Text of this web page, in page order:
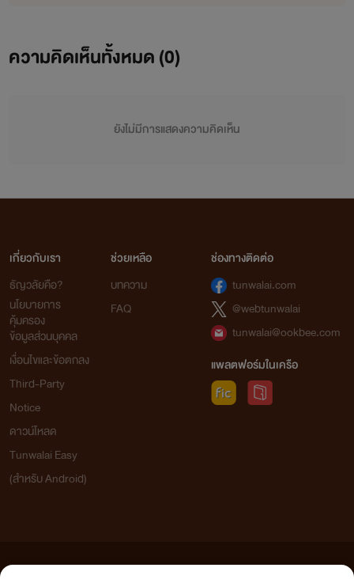
ความคิดเห็นทั้งหมด (0)
ยังไม่มีการแสดงความคิดเห็น
เกี่ยวกับเรา
ธัญวลัยคือ?
นโยบายการ
คุ้มครอง
ข้อมูลส่วนบุคคล
เงื่อนไขและข้อตกลง
Third-Party
Notice
ดาวน์โหลด
Tunwalai Easy
(สำหรับ Android)
ช่วยเหลือ
บทความ
FAQ
ช่องทางติดต่อ
tunwalai.com
@webtunwalai
tunwalai@ookbee.com
แพลตฟอร์มในเครือ